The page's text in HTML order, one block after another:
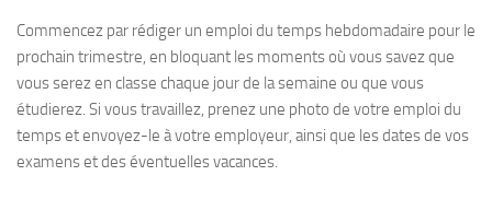
Commencez par rédiger un emploi du temps hebdomadaire pour le
prochain trimestre, en bloquant les moments où vous savez que
vous serez en classe chaque jour de la semaine ou que vous
étudierez. Si vous travaillez, prenez une photo de votre emploi du
temps et envoyez-le à votre employeur, ainsi que les dates de vos
examens et des éventuelles vacances.